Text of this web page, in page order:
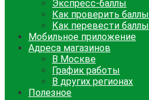
Экспресс-баллы
Как проверить баллы
Как перевести баллы
Мобильное приложение
Адреса магазинов
В Москве
График работы
В других регионах
Полезное